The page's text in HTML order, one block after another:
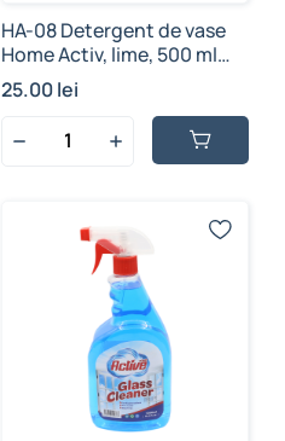
HA-08 Detergent de vase
Home Activ, lime, 500 ml
(1/24 buc)
25.00 lei